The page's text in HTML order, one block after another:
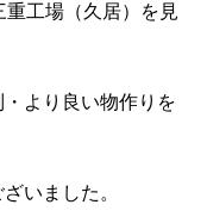
工場（久居）を見
より良い物作りを
いました。